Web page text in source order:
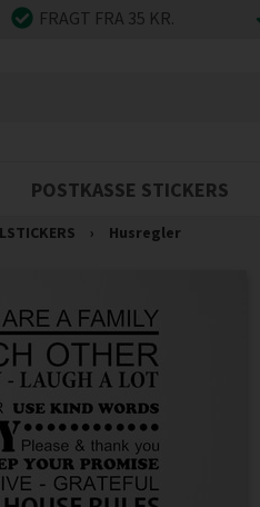
FRAGT FRA 35 KR.
POSTKASSE STICKERS
› Husregler